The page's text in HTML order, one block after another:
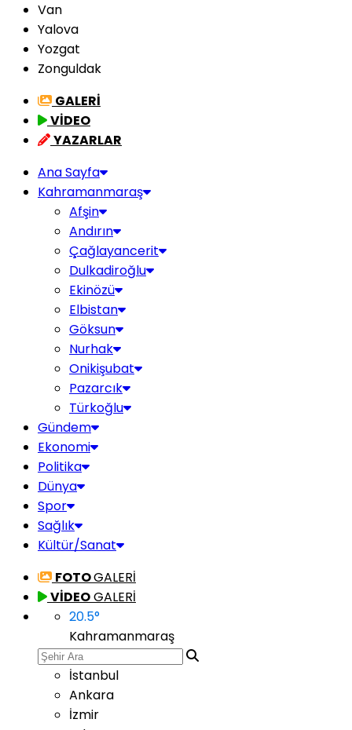
Van
Yalova
Yozgat
Zonguldak
GALERİ
VİDEO
YAZARLAR
Ana Sayfa
Kahramanmaraş
Afşin
Andırın
Çağlayancerit
Dulkadiroğlu
Ekinözü
Elbistan
Göksun
Nurhak
Onikişubat
Pazarcık
Türkoğlu
Gündem
Ekonomi
Politika
Dünya
Spor
Sağlık
Kültür/Sanat
FOTOGALERİ
VİDEOGALERİ
20.5°
Kahramanmaraş
İstanbul
Ankara
İzmir